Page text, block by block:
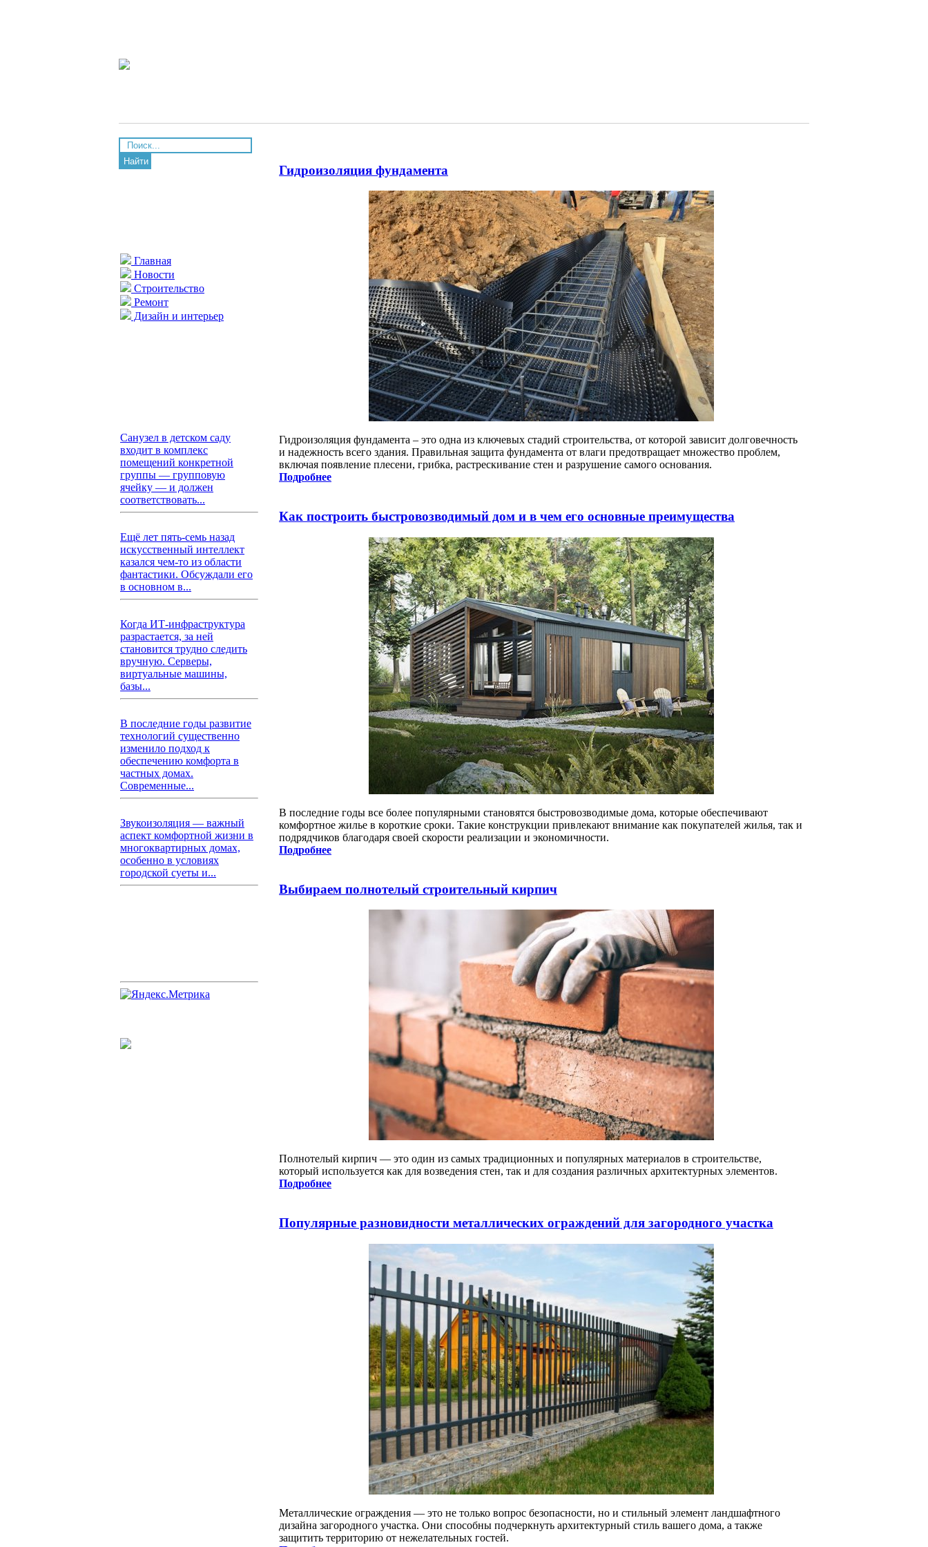
Найти
Главная
Новости
Строительство
Ремонт
Дизайн и интерьер
Санузел в детском саду
входит в комплекс
помещений конкретной
группы — групповую
ячейку — и должен
соответствовать...
Ещё лет пять-семь назад
искусственный интеллект
казался чем-то из области
фантастики. Обсуждали его
в основном в...
Когда ИТ-инфраструктура
разрастается, за ней
становится трудно следить
вручную. Серверы,
виртуальные машины,
базы...
В последние годы развитие
технологий существенно
изменило подход к
обеспечению комфорта в
частных домах.
Современные...
Звукоизоляция — важный
аспект комфортной жизни в
многоквартирных домах,
особенно в условиях
городской суеты и...
Гидроизоляция фундамента
Гидроизоляция фундамента – это одна из ключевых стадий строительства, от которой зависит долговечность
и надежность всего здания. Правильная защита фундамента от влаги предотвращает множество проблем,
включая появление плесени, грибка, растрескивание стен и разрушение самого основания.
Подробнее
Как построить быстровозводимый дом и в чем его основные преимущества
В последние годы все более популярными становятся быстровозводимые дома, которые обеспечивают
комфортное жилье в короткие сроки. Такие конструкции привлекают внимание как покупателей жилья, так и
подрядчиков благодаря своей скорости реализации и экономичности.
Подробнее
Выбираем полнотелый строительный кирпич
Полнотелый кирпич — это один из самых традиционных и популярных материалов в строительстве,
который используется как для возведения стен, так и для создания различных архитектурных элементов.
Подробнее
Популярные разновидности металлических ограждений для загородного участка
Металлические ограждения — это не только вопрос безопасности, но и стильный элемент ландшафтного
дизайна загородного участка. Они способны подчеркнуть архитектурный стиль вашего дома, а также
защитить территорию от нежелательных гостей.